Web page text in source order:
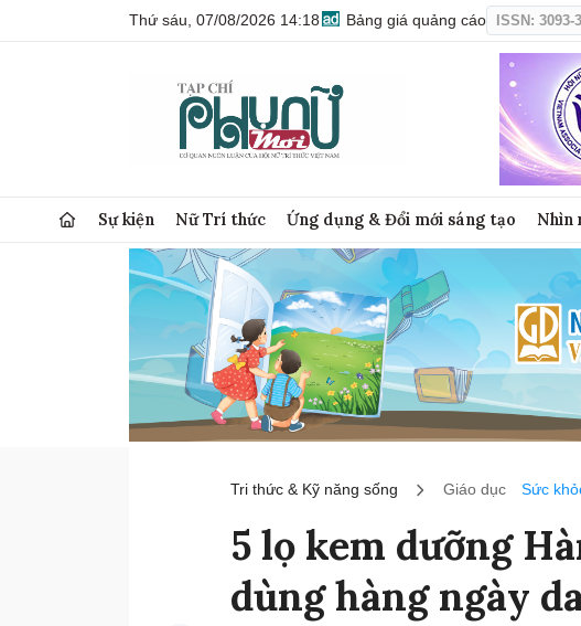
Thứ sáu, 07/08/2026 14:18 Bảng giá quảng cáo ISSN: 3093-
Sự kiện Nữ Trí thức Ứng dụng & Đổi mới sáng tạo Nhìn
Tri thức & Kỹ năng sống Giáo dục Sức
5 lọ kem dưỡng
dùng hàng ngày